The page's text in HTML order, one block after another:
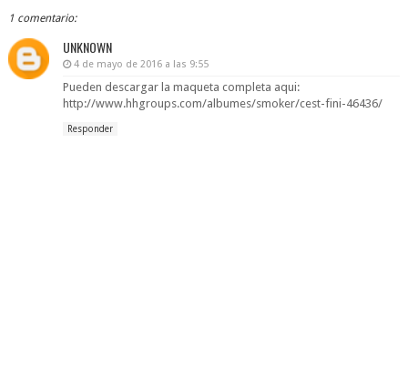
1 comentario:
UNKNOWN
4 de mayo de 2016 a las 9:55
Pueden descargar la maqueta completa aqui:
http://www.hhgroups.com/albumes/smoker/cest-fini-46436/
Responder